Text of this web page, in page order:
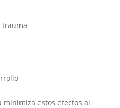
trauma
estos efectos al